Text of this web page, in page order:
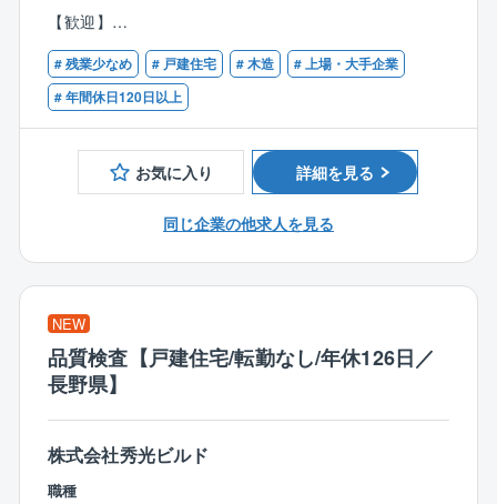
康で安心して働ける環境の整備への取り組みをより一
■同社の強み：
低価格×良品質が強みであり、独自の流通／調達／工事
を実現しています。
効率的な広告戦略による高認知度の獲得、さらに全国
に展示場を持つスケールメリットによる資材調達の優
す。
■図面承認後、確認申請用図面 書類の作成
■現地確認を行い、図面/書類作成後、役所への確認申
請提出
■設計図面通りに工事が行われているかの最終チェック
＜図面/見積作成業務＞
■法及び構造チェック後の契約用図面と見積書の作成
■実行予算書の作成
＜営業設計＞
■お客様と打合せを行い、最終図面の決定
■図面設計業務
※年間で10棟～20棟の設計をご担当いただきます。
※お客様との打ち合わせへの同席を依頼される場合があ
ります。
■働き方：
年間休日120日、残業は月20~30時間程度と働きやすい
【歓迎】
■一級/二級建築士資格をお持ちの方
# 残業少なめ # 戸建住宅 # 木造
# 上場・大手企業
# 年間休日120日以上
お気に入り 詳細を見る
同じ企業の他求人を見る
NEW
品質検査【戸建住宅/転勤なし/年休126日／
長野県】
株式会社秀光ビルド
職種